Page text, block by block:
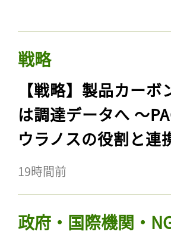
戦略
【戦略】製品カー
は調達データへ 〜
ウラノスの役割と連
19時間前
政府・国際機関・